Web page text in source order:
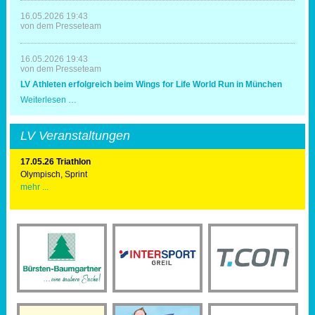
zum
20.
Mal
16.05.2026 19:43
von dem Presseteam
16.05.2026 19:43
von dem Presseteam
LV Athleten erfolgreich beim Wings for Life World Run in München
Weiterlesen …
beim
Wings
for
Life
Run
LV Veranstaltungen
17.05.26 Triathlon
Olympisch, Sprint
mehr ...